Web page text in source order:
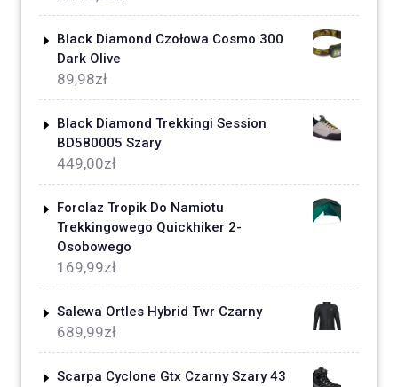
Black Diamond Czołowa Cosmo 300
Dark Olive
89,98zł
Black Diamond Trekkingi Session
BD580005 Szary
449,00zł
Forclaz Tropik Do Namiotu
Trekkingowego Quickhiker 2-
Osobowego
169,99zł
Salewa Ortles Hybrid Twr Czarny
689,99zł
Scarpa Cyclone Gtx Czarny Szary 43